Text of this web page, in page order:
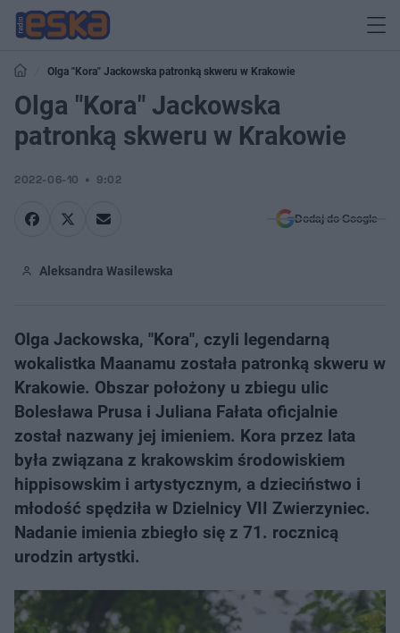
Olga "Kora" Jackowska patronką skweru w Krakowie
Olga "Kora" Jackowska
patronką skweru w Krakowie
2022-06-10 9:02
Dodaj do Google
Aleksandra Wasilewska
Olga Jackowska, "Kora", czyli legendarną
wokalistka Maanamu została patronką skweru w
Krakowie. Obszar położony u zbiegu ulic
Bolesława Prusa i Juliana Fałata oficjalnie
został nazwany jej imieniem. Kora przez lata
była związana z krakowskim środowiskiem
hippisowskim i artystycznym, a dzieciństwo i
młodość spędziła w Dzielnicy VII Zwierzyniec.
Nadanie imienia zbiegło się z 71. rocznicą
urodzin artystki.